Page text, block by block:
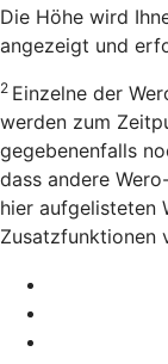
Die Höhe wird
angezeigt und
2 Einzelne der
werden zum
gegebenenfalls
dass andere
hier aufgelisteten
Zusatzfunktionen